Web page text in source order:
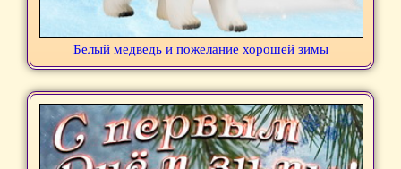
Белый медведь и пожелание хорошей зимы